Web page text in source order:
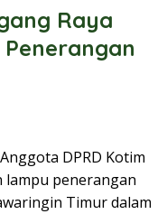
Raya
DPRD Kotim
lampu penerangan
Timur dalam